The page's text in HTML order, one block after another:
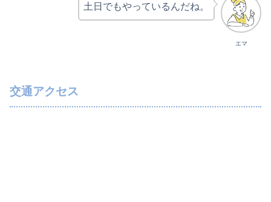
エマ
土日でもやっているんだね。
交通アクセス